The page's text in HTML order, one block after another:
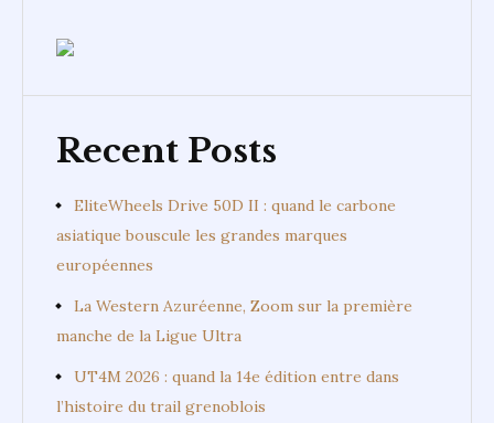
Recent Posts
EliteWheels Drive 50D II : quand le carbone
asiatique bouscule les grandes marques
européennes
La Western Azuréenne, Zoom sur la première
manche de la Ligue Ultra
UT4M 2026 : quand la 14e édition entre dans
l’histoire du trail grenoblois